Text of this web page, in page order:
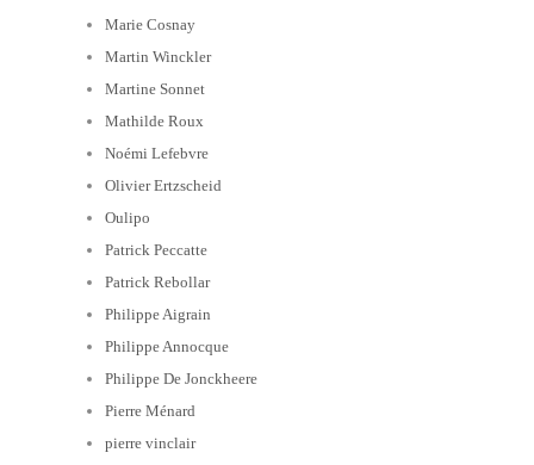
Marie Cosnay
Martin Winckler
Martine Sonnet
Mathilde Roux
Noémi Lefebvre
Olivier Ertzscheid
Oulipo
Patrick Peccatte
Patrick Rebollar
Philippe Aigrain
Philippe Annocque
Philippe De Jonckheere
Pierre Ménard
pierre vinclair